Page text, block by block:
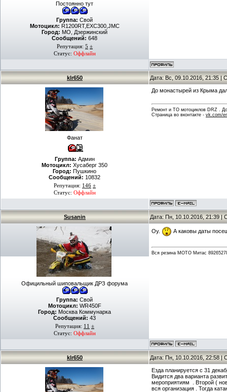
Постоянно тут
Группа: Свой
Мотоцикл: R1200RT,EXC300,JMC
Город: МО, Дзержинский
Сообщений: 648
Репутация: 5 ±
Статус: Оффлайн
klr650 Дата: Вс, 09.10.2016, 21:35 |
Фанат
Группа: Админ
Мотоцикл: Хусаберг 350
Город: Пушкино
Сообщений: 10832
Репутация: 146 ±
Статус: Оффлайн
До монастырей из Крыма
Ремонт и ТО мотоциклов DRZ .
Страница во вконтакте - vk.com/
Susanin Дата: Пн, 10.10.2016, 21:39 |
Официльный шиповальщик ДРЗ форума
Группа: Свой
Мотоцикл: WR450F
Город: Москва Коммунарка
Сообщений: 43
Репутация: 11 ±
Статус: Оффлайн
Оу. А каковы даты
Вся резина МОТО Митас
klr650 Дата: Пн, 10.10.2016, 22:58 |
Езда планируется с 31
Видится два варианта
мероприятиям . Второй (
вся организация . Тогда